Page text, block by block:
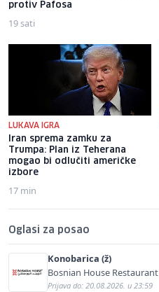
protiv Pafosa
19 sati
LUKAVA IGRA
Iran sprema zamku za
Trumpa: Plan iz Teherana
mogao bi odlučiti američke
izbore
17 min
Oglasi za posao
Konobarica (ž)
Bosnian House Restaurant
Prijava do: 20.08.2026. u 23:59